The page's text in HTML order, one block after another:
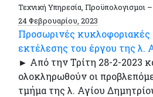
Τεχνική Υπηρεσία, Προϋπολογισμοι
24 Φεβρουαρίου, 2023
Προσωρινές κυκλοφοριακές
εκτέλεσης του έργου της λ.
► Από την Τρίτη 28-2-2023
ολοκληρωθούν οι
τμήμα της λ. Αγίου